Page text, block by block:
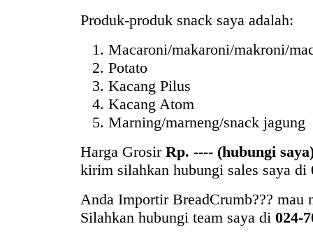
Produk-produk snack saya adalah:
Macaroni/makaroni/makroni/
Potato
Kacang Pilus
Kacang Atom
Marning/marneng/snack jagung
Harga Grosir Rp. ---- (hubungi
kirim silahkan hubungi sales saya di
Anda Importir BreadCrumb??? mau
Silahkan hubungi team saya di 024-